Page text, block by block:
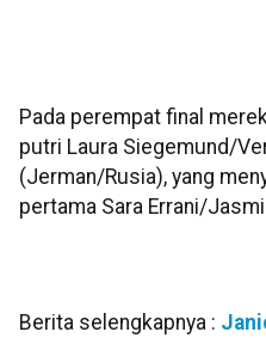
Pada perempat final
putri Laura Siegemund/
(Jerman/Rusia), yang
pertama Sara Errani/
Berita selengkapnya :